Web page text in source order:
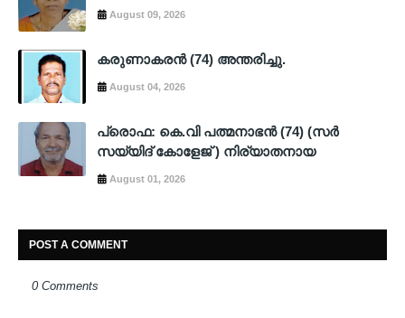
August 09, 2026
കരുണാകരൻ (74) അന്തരിച്ചു.
August 04, 2026
പ്രൊഫ: കെ.വി പത്മനാഭൻ (74) (സർ
സയ്യിദ് കോളേജ് ) നിര്യാതനായ
August 01, 2026
POST A COMMENT
0 Comments